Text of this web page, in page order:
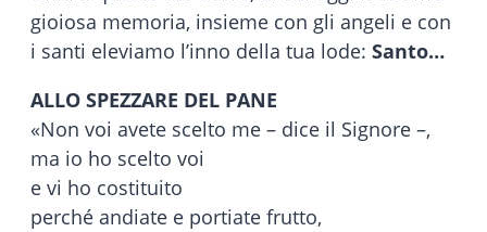
gioiosa memoria, insieme con gli angeli e con
i santi eleviamo l’inno della tua lode: Santo…
ALLO SPEZZARE DEL PANE
«Non voi avete scelto me – dice il Signore –,
ma io ho scelto voi
e vi ho costituito
perché andiate e portiate frutto,